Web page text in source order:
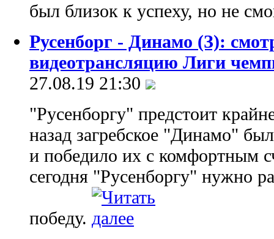
был близок к успеху, но не
Русенборг - Динамо (З):
видеотрансляцию Лиги
27.08.19 21:30
"Русенборгу" предстоит
назад загребское "Динамо"
и победило их с комфортным
сегодня "Русенборгу" нужно
победу.